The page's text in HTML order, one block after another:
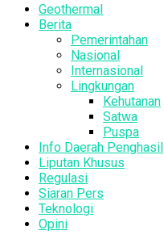
Geothermal
Berita
Pemerintahan
Nasional
Internasional
Lingkungan
Kehutanan
Satwa
Puspa
Info Daerah Penghasil
Liputan Khusus
Regulasi
Siaran Pers
Teknologi
Opini